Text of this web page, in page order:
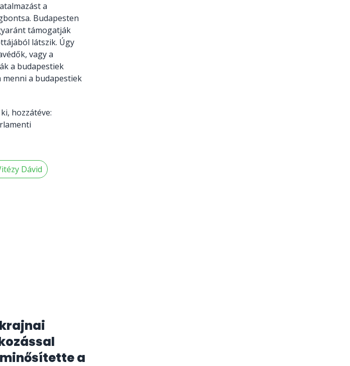
a
Budapesten
támogatják
látszik. Úgy
vagy a
a budapestiek
menni a budapestiek
hozzátéve:
Dávid
a